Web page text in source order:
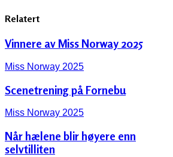
Relatert
Vinnere av Miss Norway 2025
Miss Norway 2025
Scenetrening på Fornebu
Miss Norway 2025
Når hælene blir høyere enn
selvtilliten